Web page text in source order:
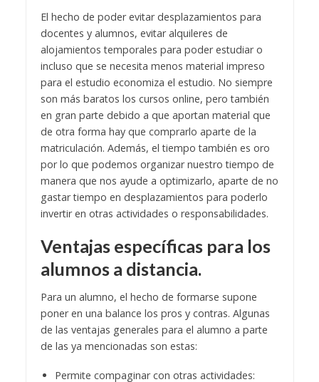
El hecho de poder evitar desplazamientos para
docentes y alumnos, evitar alquileres de
alojamientos temporales para poder estudiar o
incluso que se necesita menos material impreso
para el estudio economiza el estudio. No siempre
son más baratos los cursos online, pero también
en gran parte debido a que aportan material que
de otra forma hay que comprarlo aparte de la
matriculación. Además, el tiempo también es oro
por lo que podemos organizar nuestro tiempo de
manera que nos ayude a optimizarlo, aparte de no
gastar tiempo en desplazamientos para poderlo
invertir en otras actividades o responsabilidades.
Ventajas específicas para los
alumnos a distancia.
Para un alumno, el hecho de formarse supone
poner en una balance los pros y contras. Algunas
de las ventajas generales para el alumno a parte
de las ya mencionadas son estas:
Permite compaginar con otras actividades: